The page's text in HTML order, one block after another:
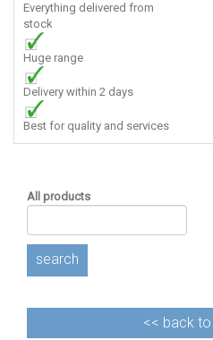
Everything delivered from
stock
Huge range
Delivery within 2 days
Best for quality and services
All products
search
<< back